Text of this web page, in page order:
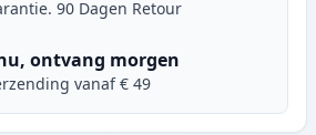
90 Dagen Retour
ontvang morgen
vanaf € 49